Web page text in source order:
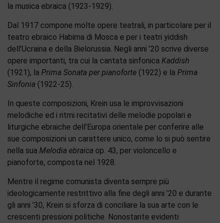
la musica ebraica (1923-1929).
Dal 1917 compone molte opere teatrali, in particolare per il
teatro ebraico Habima di Mosca e per i teatri yiddish
dell’Ucraina e della Bielorussia. Negli anni ’20 scrive diverse
opere importanti, tra cui la cantata sinfonica Kaddish
(1921), la Prima Sonata per pianoforte (1922) e la Prima
Sinfonia (1922-25).
In queste composizioni, Krein usa le improvvisazioni
melodiche ed i ritmi recitativi delle melodie popolari e
liturgiche ebraiche dell’Europa orientale per conferire alle
sue composizioni un carattere unico, come lo si può sentire
nella sua Melodia ebraica op. 43, per violoncello e
pianoforte, composta nel 1928.
Mentre il regime comunista diventa sempre più
ideologicamente restrittivo alla fine degli anni ’20 e durante
gli anni ’30, Krein si sforza di conciliare la sua arte con le
crescenti pressioni politiche. Nonostante evidenti